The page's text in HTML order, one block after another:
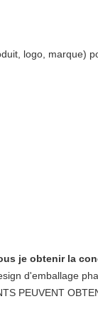
logo, marque)
je obtenir la
d'emballage
PEUVENT